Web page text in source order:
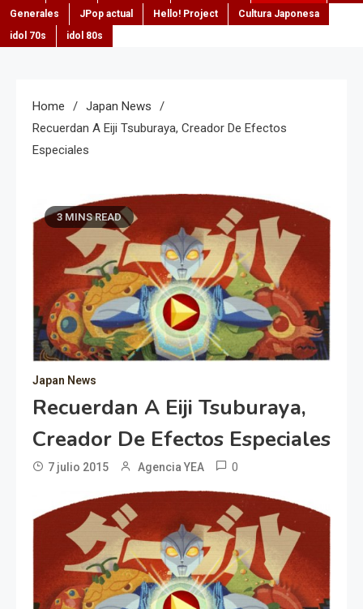
Generales
JPop actual Hello! Project
Cultura Japonesa
idol 70s
idol 80s
Home
Japan News
Recuerdan A Eiji Tsuburaya, Creador De Efectos
Especiales
3 MINS READ
Japan News
Recuerdan A Eiji Tsuburaya,
Creador De Efectos Especiales
7 julio 2015 Agencia YEA 0